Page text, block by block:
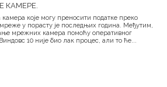
КАМЕРЕ.
камера које могу преносити податке преко
у порасту је последњих година. Међутим,
мрежних камера помоћу оперативног
10 није био лак процес, али то ће...